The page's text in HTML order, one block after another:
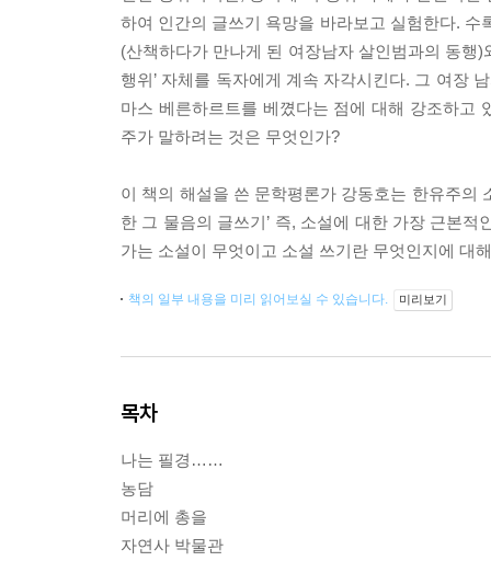
하여 인간의 글쓰기 욕망을 바라보고 실험한다.
(산책하다가 만나게 된 여장남자 살인범과의 동행
행위’ 자체를 독자에게 계속 자각시킨다. 그 여장
마스 베른하르트를 베꼈다는 점에 대해 강조하고
주가 말하려는 것은 무엇인가?
이 책의 해설을 쓴 문학평론가 강동호는 한유주의
한 그 물음의 글쓰기’ 즉, 소설에 대한 가장 근본
가는 소설이 무엇이고 소설 쓰기란 무엇인지에 대
책의 일부 내용을 미리 읽어보실 수 있습니다. 미리보기
목차
나는 필경……
농담
머리에 총을
자연사 박물관